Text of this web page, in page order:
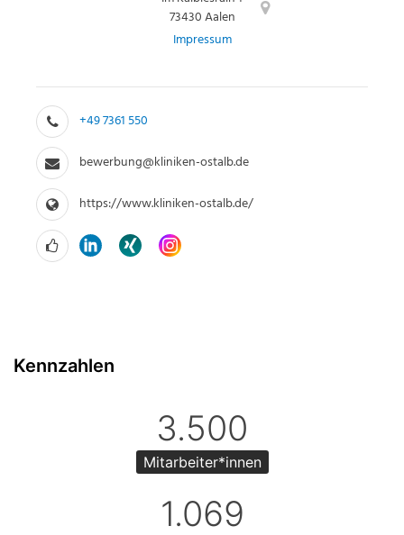
73430 Aalen
Impressum
+49 7361 550
bewerbung@kliniken-ostalb.de
https://www.kliniken-ostalb.de/
Kennzahlen
3.500
Mitarbeiter*innen
1.069